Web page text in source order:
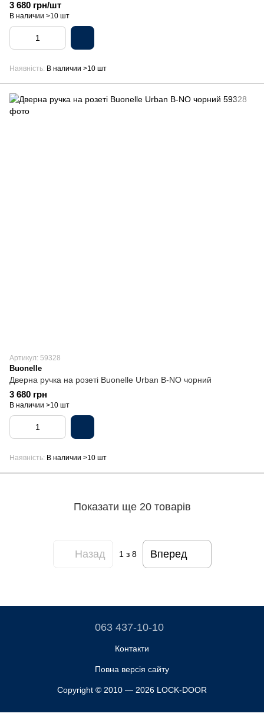
3 680 грн/шт
В наличии >10 шт
Наявність В наличии >10 шт
Артикул: 59328
Buonelle
Дверна ручка на розеті Buonelle Urban B-NO чорний
3 680 грн
В наличии >10 шт
Наявність В наличии >10 шт
Показати ще 20 товарів
Назад 1з 8 Вперед
063 437-10-10
Контакти
Повна версія сайту
Copyright © 2010 — 2026 LOCK-DOOR